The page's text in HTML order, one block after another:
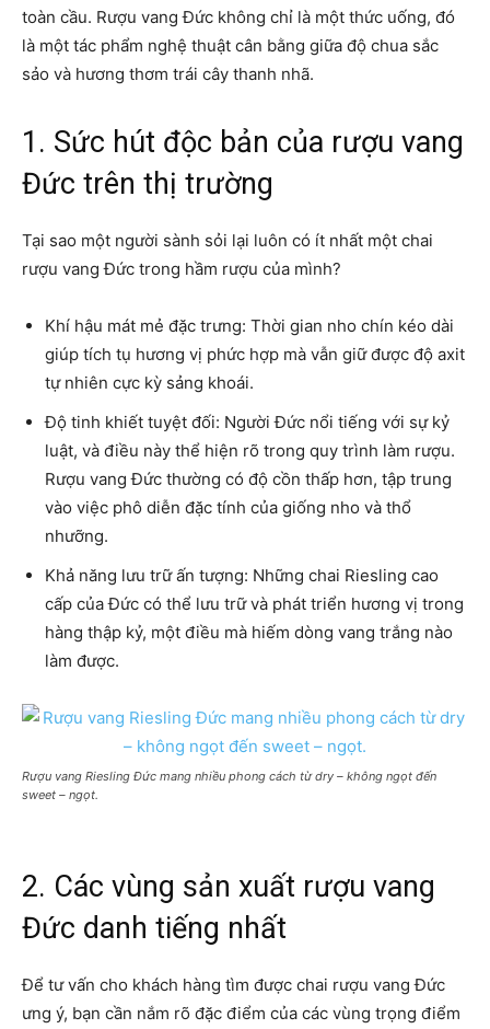
toàn cầu. Rượu vang Đức không chỉ là một thức uống, đó
là một tác phẩm nghệ thuật cân bằng giữa độ chua sắc
sảo và hương thơm trái cây thanh nhã.
1. Sức hút độc bản của rượu vang
Đức trên thị trường
Tại sao một người sành sỏi lại luôn có ít nhất một chai
rượu vang Đức trong hầm rượu của mình?
Khí hậu mát mẻ đặc trưng: Thời gian nho chín kéo dài
giúp tích tụ hương vị phức hợp mà vẫn giữ được độ axit
tự nhiên cực kỳ sảng khoái.
Độ tinh khiết tuyệt đối: Người Đức nổi tiếng với sự kỷ
luật, và điều này thể hiện rõ trong quy trình làm rượu.
Rượu vang Đức thường có độ cồn thấp hơn, tập trung
vào việc phô diễn đặc tính của giống nho và thổ
nhưỡng.
Khả năng lưu trữ ấn tượng: Những chai Riesling cao
cấp của Đức có thể lưu trữ và phát triển hương vị trong
hàng thập kỷ, một điều mà hiếm dòng vang trắng nào
làm được.
Rượu vang Riesling Đức mang nhiều phong cách từ dry – không ngọt đến
sweet – ngọt.
2. Các vùng sản xuất rượu vang
Đức danh tiếng nhất
Để tư vấn cho khách hàng tìm được chai rượu vang Đức
ưng ý, bạn cần nắm rõ đặc điểm của các vùng trọng điểm